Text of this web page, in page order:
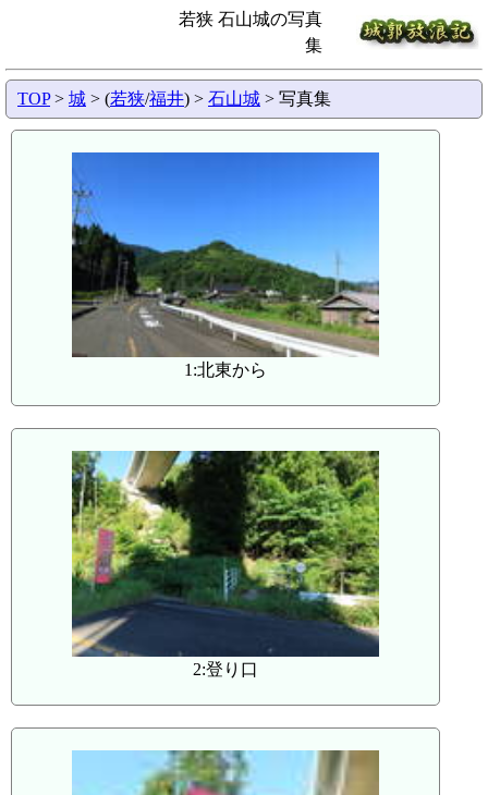
若狭 石山城の写真
集
TOP> 城 > (若狭/福井) > 石山城 > 写真集
1:北東から
2:登り口